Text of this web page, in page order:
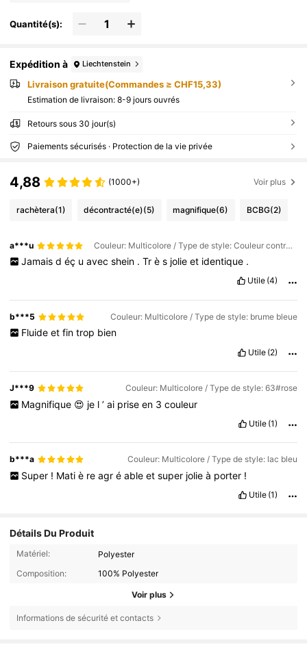
Quantité(s):
Expédition à Liechtenstein
Livraison gratuite(Commandes ≥ CHF15,33)
Estimation de livraison: 8-9 jours ouvrés
Retours sous 30 jour(s)
Paiements sécurisés · Protection de la vie privée
4,88 (1000+) Voir plus
rachètera(1) décontracté(e)(5) magnifique(6) BCBG(2)
a***u Couleur: Multicolore / Type de style: Couleur contrastée-rouge
Jamais d éç u avec shein . Tr è s jolie et identique .
Utile (4)
b***5 Couleur: Multicolore / Type de style: brume bleue
Fluide et fin trop bien
Utile (2)
J***9 Couleur: Multicolore / Type de style: 63#rose
Magnifique 😍 je l ’ ai prise en 3 couleur
Utile (1)
b***a Couleur: Multicolore / Type de style: lac bleu
Super ! Mati è re agr é able et super jolie à porter !
Utile (1)
Détails Du Produit
Matériel:
Polyester
Composition:
100% Polyester
Voir plus
Informations de sécurité et contacts